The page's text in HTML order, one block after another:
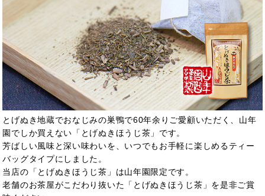
とげぬき地蔵でおなじみの巣鴨で60年余りご愛顧いただく、山年
園でしか買えない「とげぬきほうじ茶」です。
芳ばしい風味と深い味わいを、いつでもお手軽に楽しめるティー
バッグタイプにしました。
当店の「とげぬきほうじ茶」は山年園限定です。
老舗のお茶屋がこだわり抜いた「とげぬきほうじ茶」を是非ご賞